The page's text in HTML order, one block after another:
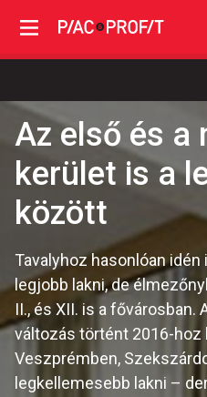
Az első és a
kerület is a
között
Tavalyhoz hasonlóan idén
legjobb lakni, de
II., és XII. is a fővárosban.
változás történt 2016-hoz
Veszprémben,
legkellemesebb lakni –